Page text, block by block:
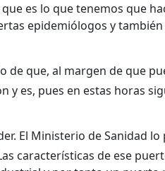
es lo que tenemos que
epidemiólogos y
de que, al margen de que
es, pues en estas horas
El Ministerio de Sanidad lo
características de ese